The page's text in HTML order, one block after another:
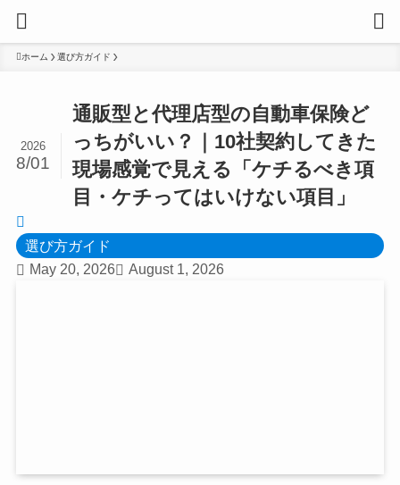
ホーム 選び方ガイド
通販型と代理店型の自動車保険ど
っちがいい？｜10社契約してきた
現場感覚で見える「ケチるべき項
目・ケチってはいけない項目」
2026
8/01
選び方ガイド
May 20, 2026
August 1, 2026